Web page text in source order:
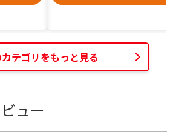
テゴリをもっと見る
ュー